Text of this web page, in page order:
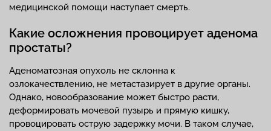
медицинской помощи наступает смерть.
Какие осложнения провоцирует аденома
простаты?
Аденоматозная опухоль не склонна к
озлокачествлению, не метастазирует в другие органы.
Однако, новообразование может быстро расти,
деформировать мочевой пузырь и прямую кишку,
провоцировать острую задержку мочи. В таком случае,